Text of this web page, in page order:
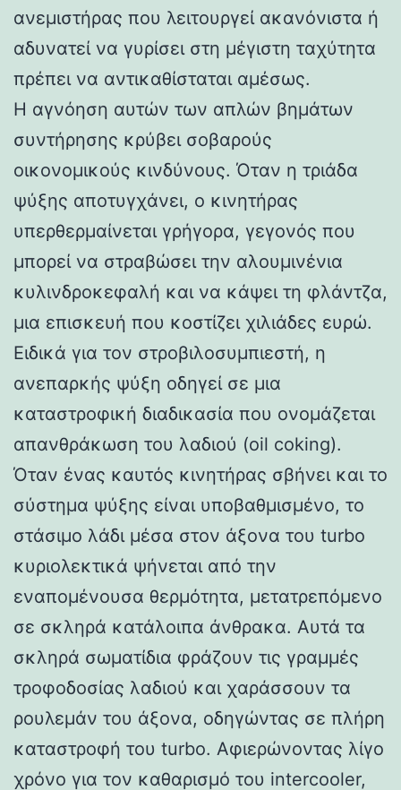
ανεμιστήρας που λειτουργεί ακανόνιστα ή
αδυνατεί να γυρίσει στη μέγιστη ταχύτητα
πρέπει να αντικαθίσταται αμέσως.
Η αγνόηση αυτών των απλών βημάτων
συντήρησης κρύβει σοβαρούς
οικονομικούς κινδύνους. Όταν η τριάδα
ψύξης αποτυγχάνει, ο κινητήρας
υπερθερμαίνεται γρήγορα, γεγονός που
μπορεί να στραβώσει την αλουμινένια
κυλινδροκεφαλή και να κάψει τη φλάντζα,
μια επισκευή που κοστίζει χιλιάδες ευρώ.
Ειδικά για τον στροβιλοσυμπιεστή, η
ανεπαρκής ψύξη οδηγεί σε μια
καταστροφική διαδικασία που ονομάζεται
απανθράκωση του λαδιού (oil coking).
Όταν ένας καυτός κινητήρας σβήνει και το
σύστημα ψύξης είναι υποβαθμισμένο, το
στάσιμο λάδι μέσα στον άξονα του turbo
κυριολεκτικά ψήνεται από την
εναπομένουσα θερμότητα, μετατρεπόμενο
σε σκληρά κατάλοιπα άνθρακα. Αυτά τα
σκληρά σωματίδια φράζουν τις γραμμές
τροφοδοσίας λαδιού και χαράσσουν τα
ρουλεμάν του άξονα, οδηγώντας σε πλήρη
καταστροφή του turbo. Αφιερώνοντας λίγο
χρόνο για τον καθαρισμό του intercooler,